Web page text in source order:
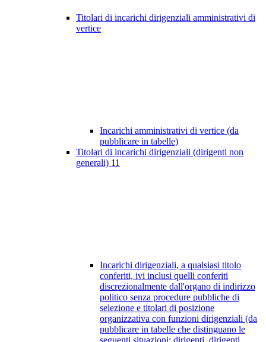
Titolari di incarichi dirigenziali amministrativi di
vertice
Incarichi amministrativi di vertice (da
pubblicare in tabelle)
Titolari di incarichi dirigenziali (dirigenti non
generali) 11
Incarichi dirigenziali, a qualsiasi titolo
conferiti, ivi inclusi quelli conferiti
discrezionalmente dall'organo di indirizzo
politico senza procedure pubbliche di
selezione e titolari di posizione
organizzativa con funzioni dirigenziali (da
pubblicare in tabelle che distinguano le